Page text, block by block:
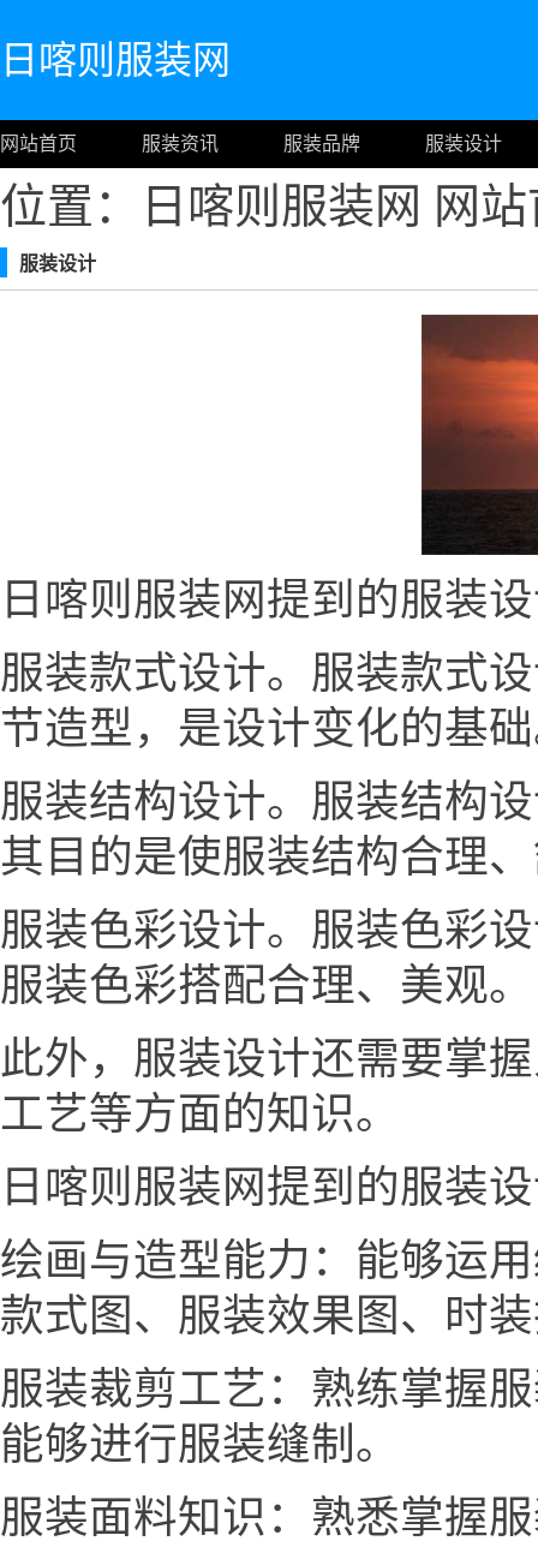
日喀则服装网
网站首页 服装资讯 服装品牌 服装设计
位置：日喀则服装网 网
服装设计
日喀则服装网提到的服装
服装款式设计。服装款式
节造型，是设计变化的基
服装结构设计。服装结构
其目的是使服装结构合理
服装色彩设计。服装色彩
服装色彩搭配合理、美观。
此外，服装设计还需要掌
工艺等方面的知识。
日喀则服装网提到的服装
绘画与造型能力：能够运
款式图、服装效果图、时
服装裁剪工艺：熟练掌握
能够进行服装缝制。
服装面料知识：熟悉掌握